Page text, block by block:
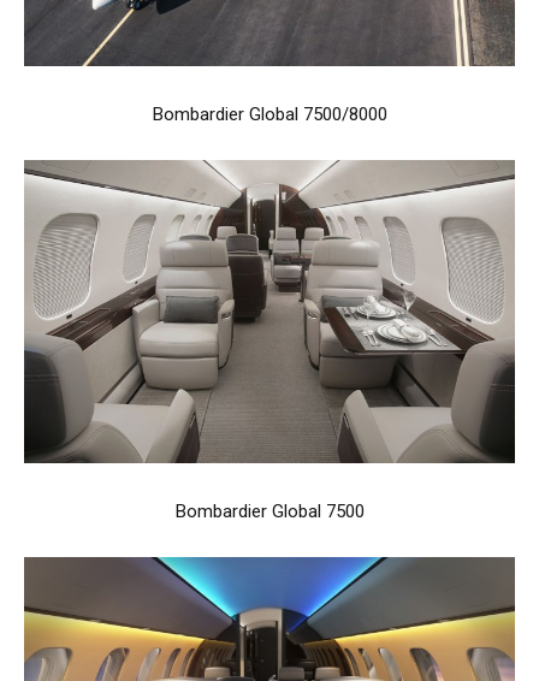
Bombardier Global 7500/8000
Bombardier Global 7500